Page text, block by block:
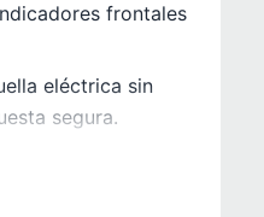
frontales
eléctrica sin
segura.